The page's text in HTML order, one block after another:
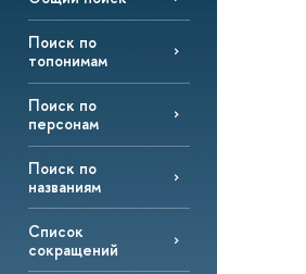
Поиск по
топонимам
Поиск по
персонам
Поиск по
названиям
Список
сокращений